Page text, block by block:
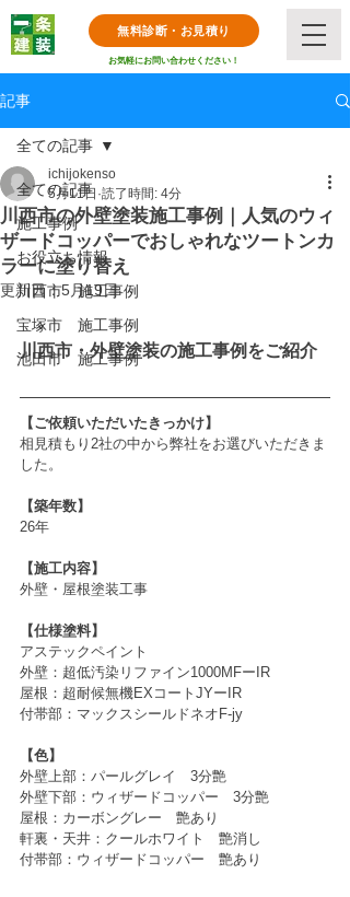
無料診断・お見積り
お気軽にお問い合わせください！
記事
全ての記事
施工事例
お役立ち情報
川西市 施工事例
宝塚市 施工事例
池田市 施工事例
全ての記事
川西市の外壁塗装施工事例｜人気のウィ
ザードコッパーでおしゃれなツートンカ
ラーに塗り替え
ichijokenso
5月11日 読了時間: 4分
更新日：5月19日
川西市・外壁塗装の施工事例をご紹介
【ご依頼いただいたきっかけ】
相見積もり2社の中から弊社をお選びいただきま
した。
【築年数】
26年
【施工内容】
外壁・屋根塗装工事
【仕様塗料】
アステックペイント
外壁：超低汚染リファイン1000MFーIR
屋根：超耐候無機EXコートJYーIR
付帯部：マックスシールドネオF-jy
【色】
外壁上部：パールグレイ　3分艶
外壁下部：ウィザードコッパー　3分艶
屋根：カーボングレー　艶あり
軒裏・天井：クールホワイト　艶消し
付帯部：ウィザードコッパー　艶あり